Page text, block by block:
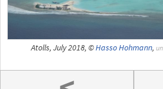
Atolls, July 2018, ©Hasso Hohmann,